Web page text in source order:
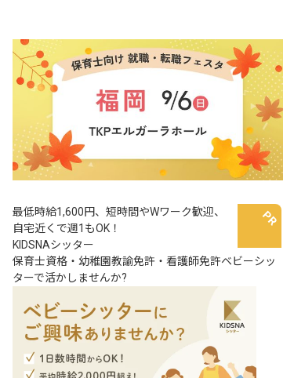
最低時給1,600円、短時間やWワーク歓迎、
自宅近くで週1もOK！
KIDSNAシッター
保育士資格・幼稚園教諭免許・看護師免許ベビーシッ
ターで活かしませんか?